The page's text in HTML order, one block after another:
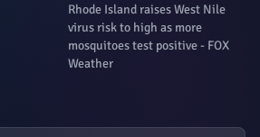
Rhode Island raises West Nile
virus risk to high as more
mosquitoes test positive - FOX
Weather